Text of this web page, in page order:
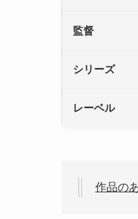
監督
シリーズ
レーベル
作品の